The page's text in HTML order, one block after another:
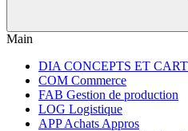
Main
DIA CONCEPTS ET
COM Commerce
FAB Gestion de production
LOG Logistique
APP Achats Appros